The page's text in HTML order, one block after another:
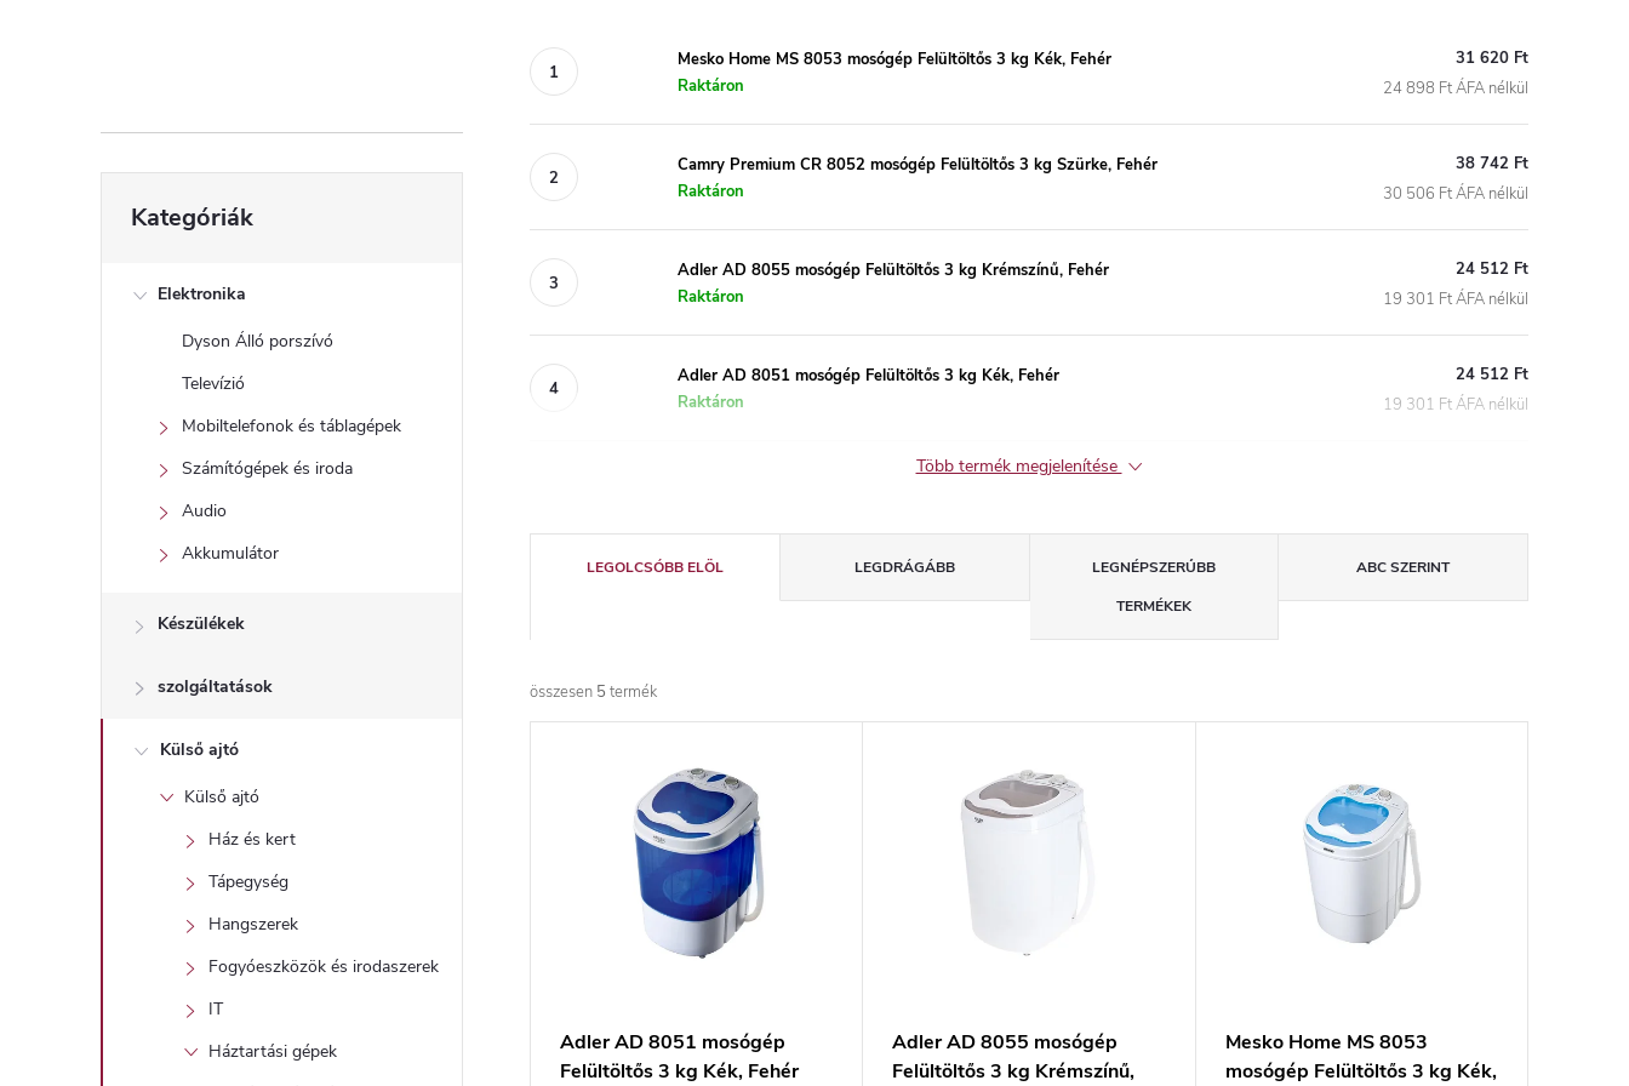
l
sátugrása
Kategóriák
Elektronika
Dyson Álló porszívó
Televízió
Mobiltelefonok és táblagépek
Számítógépek és iroda
Audio
Akkumulátor
Készülékek
szolgáltatások
Külső ajtó
Külső ajtó
Ház és kert
Tápegység
Hangszerek
Fogyóeszközök és irodaszerek
IT
Háztartási gépek
Mesko Home MS 8053 mosógép Felültöltős 3 kg Kék, Fehér
Raktáron
31 620 Ft
24 898 Ft ÁFA nélkül
Camry Premium CR 8052 mosógép Felültöltős 3 kg Szürke, Fehér
Raktáron
38 742 Ft
30 506 Ft ÁFA nélkül
Adler AD 8055 mosógép Felültöltős 3 kg Krémszínű, Fehér
Raktáron
24 512 Ft
19 301 Ft ÁFA nélkül
Adler AD 8051 mosógép Felültöltős 3 kg Kék, Fehér
Raktáron
24 512 Ft
19 301 Ft ÁFA nélkül
Több termék megjelenítése
e
r
m
LEGOLCSÓBB ELÖL LEGDRÁGÁBB
LEGNÉPSZERŰBB
TERMÉKEK
ABC SZERINT
összesen 5 termék
Adler AD 8051 mosógép
Felültöltős 3 kg Kék, Fehér
Adler AD 8055 mosógép
Felültöltős 3 kg Krémszínű,
Mesko Home MS 8053
mosógép Felültöltős 3 kg Kék,